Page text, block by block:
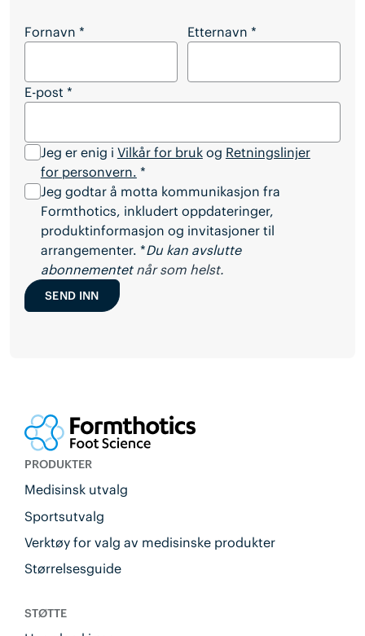
Vil du laste ned hele artikkelen?
Fornavn * Etternavn *
E-post *
Jeg er enig i Vilkår for brukog Retningslinjer
for personvern. *
Jeg godtar å motta kommunikasjon fra
Formthotics, inkludert oppdateringer,
produktinformasjon og invitasjoner til
arrangementer. *Du kan avslutte
abonnementetnår som helst.
SEND INN
PRODUKTER
Medisinsk utvalg
Sportsutvalg
Verktøy for valg av medisinske produkter
Størrelsesguide
STØTTE